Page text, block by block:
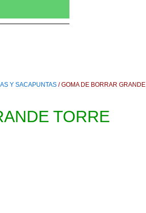
Y SACAPUNTAS / GOMA DE BORRAR GRANDE
TORRE